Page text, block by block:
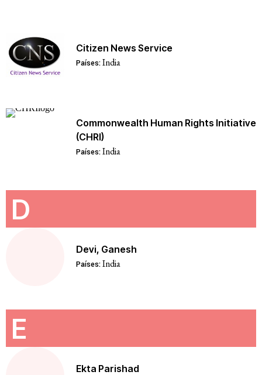
Citizen News Service
Países:India
Commonwealth Human Rights Initiative
(CHRI)
Países:India
D
Devi, Ganesh
Países:India
E
Ekta Parishad